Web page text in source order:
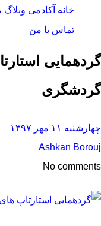
خانه آکادمی وبلاگ
تماس با من
گردهمایی
گردشگری
چهارشنبه ۱۱ مهر ۱۳۹۷
Ashkan Borouj
No comments